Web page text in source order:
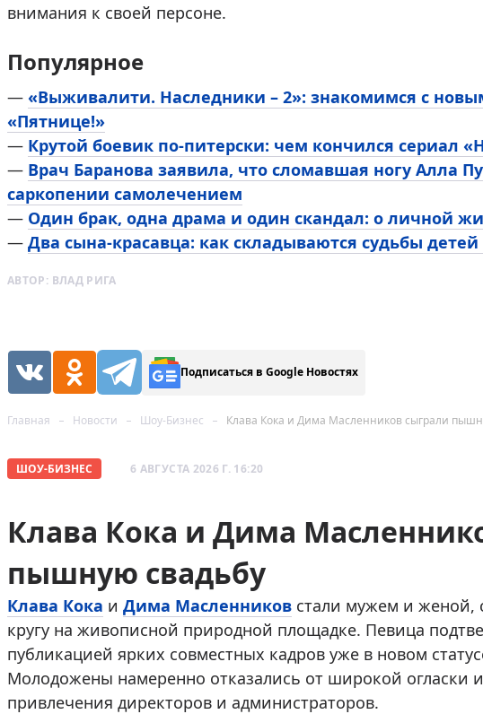
внимания к своей персоне.
Популярное
— «Выживалити. Наследники – 2»: знакомимся с
«Пятнице!»
— Крутой боевик по-питерски: чем кончился сериал
— Врач Баранова заявила, что сломавшая ногу Алла
саркопении самолечением
— Один брак, одна драма и один скандал: о личной
— Два сына-красавца: как складываются судьбы
АВТОР: ВЛАД РИГА
Подписаться в Google Новостях
Главная Новости Шоу-Бизнес Клава Кока и Дима Масленников сыграли
ШОУ-БИЗНЕС 6 АВГУСТА 2026 Г. 16:20
Клава Кока и Дима
пышную свадьбу
Клава Кока и Дима Масленников стали мужем и женой,
кругу на живописной природной площадке. Певица
публикацией ярких совместных кадров уже в новом
Молодожены намеренно отказались от широкой огласки
привлечения директоров и администраторов.